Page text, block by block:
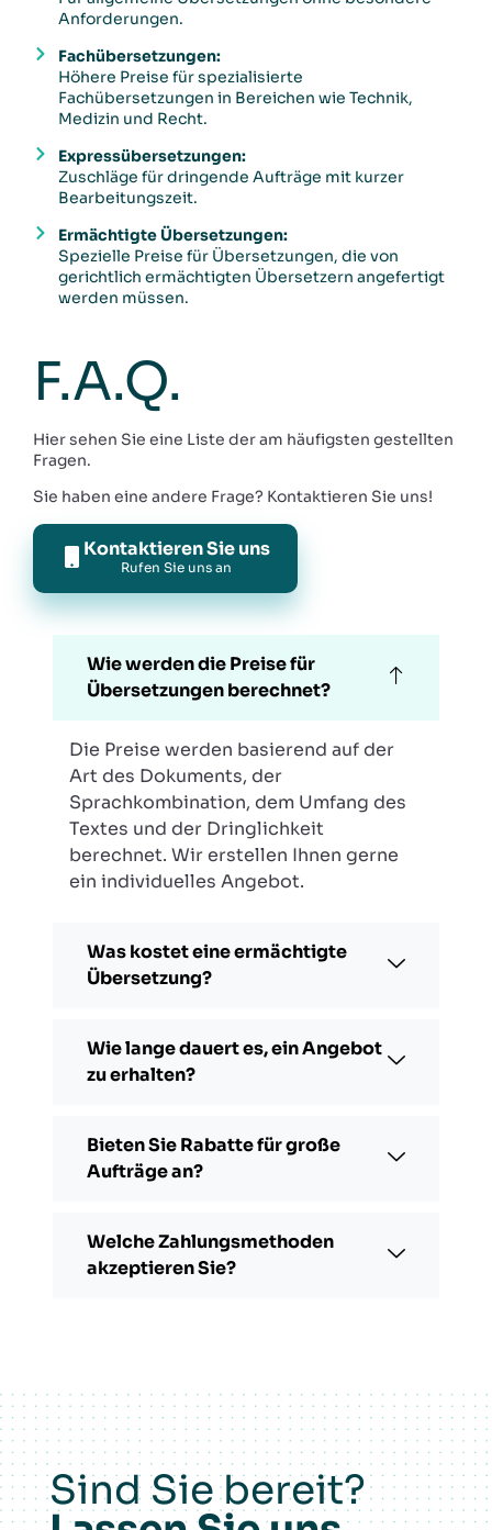
Anforderungen.
Fachübersetzungen:
Höhere Preise für spezialisierte
Fachübersetzungen in Bereichen wie Technik,
Medizin und Recht.
Expressübersetzungen:
Zuschläge für dringende Aufträge mit kurzer
Bearbeitungszeit.
Ermächtigte Übersetzungen:
Spezielle Preise für Übersetzungen, die von
gerichtlich ermächtigten Übersetzern angefertigt
werden müssen.
F.A.Q.
Hier sehen Sie eine Liste der am häufigsten gestellten
Fragen.
Sie haben eine andere Frage? Kontaktieren Sie uns!
Kontaktieren Sie uns
Rufen Sie uns an
Wie werden die Preise für
Übersetzungen berechnet?
Die Preise werden basierend auf der
Art des Dokuments, der
Sprachkombination, dem Umfang des
Textes und der Dringlichkeit
berechnet. Wir erstellen Ihnen gerne
ein individuelles Angebot.
Was kostet eine ermächtigte
Übersetzung?
Wie lange dauert es, ein Angebot
zu erhalten?
Bieten Sie Rabatte für große
Aufträge an?
Welche Zahlungsmethoden
akzeptieren Sie?
Sind Sie bereit?